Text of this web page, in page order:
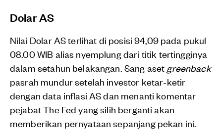
Dolar AS
Nilai Dolar AS terlihat di posisi 94,09 pada pukul
08.00 WIB alias nyemplung dari titik tertingginya
dalam setahun belakangan. Sang aset greenback
pasrah mundur setelah investor ketar-ketir
dengan data inflasi AS dan menanti komentar
pejabat The Fed yang silih berganti akan
memberikan pernyataan sepanjang pekan ini.